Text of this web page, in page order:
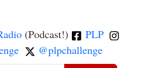
(Podcast!)
PLP
@plpchallenge